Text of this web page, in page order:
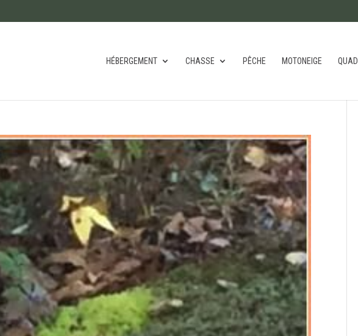
HÉBERGEMENT CHASSE PÊCHE MOTONEIGE QUAD